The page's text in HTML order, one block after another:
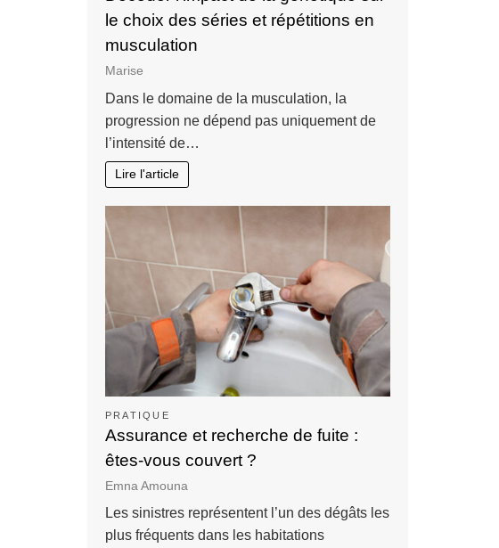
le choix des séries et répétitions en
musculation
Marise
Dans le domaine de la musculation, la
progression ne dépend pas uniquement de
l’intensité de…
Lire l'article
PRATIQUE
Assurance et recherche de fuite :
êtes-vous couvert ?
Emna Amouna
Les sinistres représentent l’un des dégâts les
plus fréquents dans les habitations